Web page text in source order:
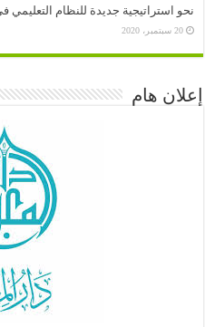
نحو استراتيجية جديدة للنظام التعليمي
20 سبتمبر، 2020
إعلان هام